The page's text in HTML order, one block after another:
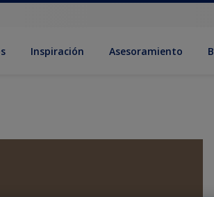
Inspiración Asesoramiento